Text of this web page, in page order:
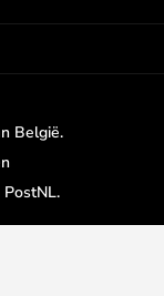
de ruit te
uit de houder
dashcam kan
helder LCD
worden live
worden
België.